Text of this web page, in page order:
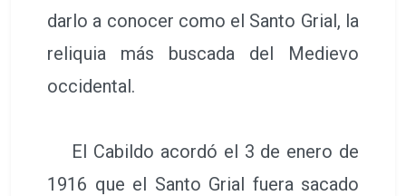
darlo a conocer como el Santo Grial, la
reliquia más buscada del Medievo
occidental.
El Cabildo acordó el 3 de enero de
1916 que el Santo Grial fuera sacado